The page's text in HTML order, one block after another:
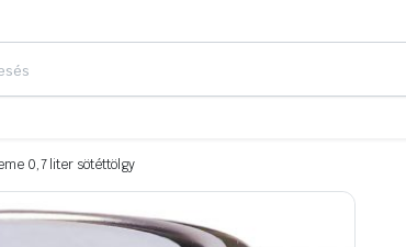
0,7 liter sötéttölgy